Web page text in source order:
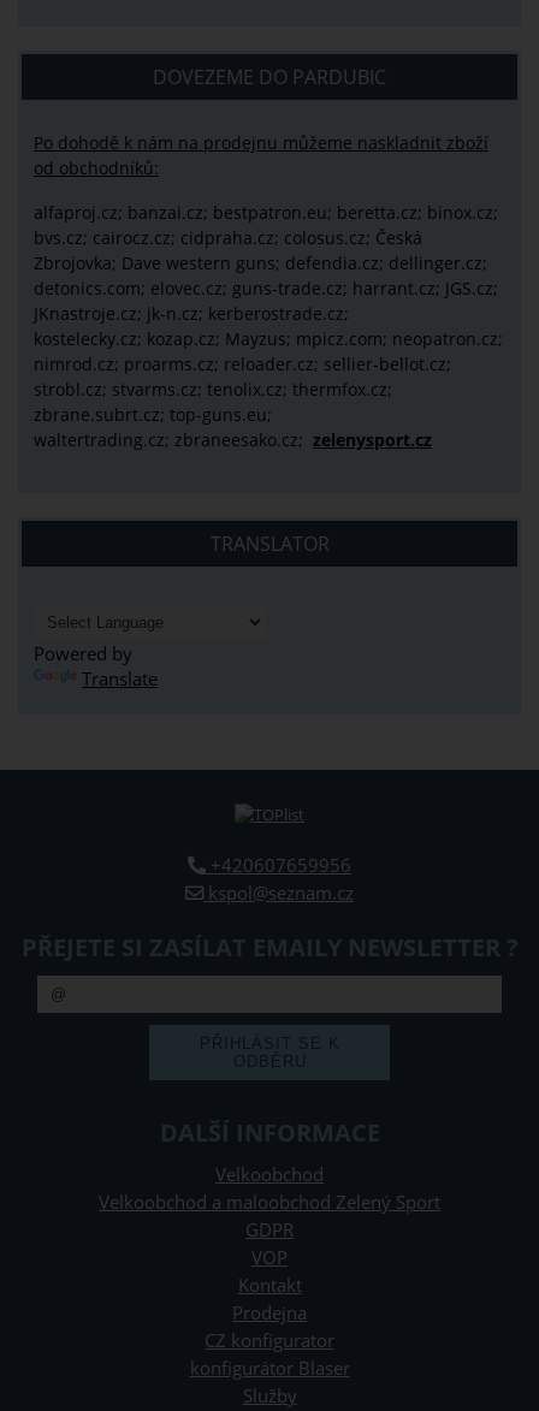
DOVEZEME DO PARDUBIC
Po dohodě k nám na prodejnu můžeme naskladnit zboží
od obchodníků:
alfaproj.cz; banzai.cz; bestpatron.eu; beretta.cz; binox.cz;
bvs.cz; cairocz.cz; cidpraha.cz; colosus.cz; Česká
Zbrojovka; Dave western guns; defendia.cz; dellinger.cz;
detonics.com; elovec.cz; guns-trade.cz; harrant.cz; JGS.cz;
JKnastroje.cz; jk-n.cz; kerberostrade.cz;
kostelecky.cz; kozap.cz; Mayzus; mpicz.com; neopatron.cz;
nimrod.cz; proarms.cz; reloader.cz; sellier-bellot.cz;
strobl.cz; stvarms.cz; tenolix.cz; thermfox.cz;
zbrane.subrt.cz; top-guns.eu;
waltertrading.cz; zbraneesako.cz; zelenysport.cz
TRANSLATOR
Powered by
Translate
+420607659956
kspol@seznam.cz
PŘEJETE SI ZASÍLAT EMAILY NEWSLETTER ?
DALŠÍ INFORMACE
Velkoobchod
Velkoobchod a maloobchod Zelený Sport
GDPR
VOP
Kontakt
Prodejna
CZ konfigurator
konfigurátor Blaser
Služby